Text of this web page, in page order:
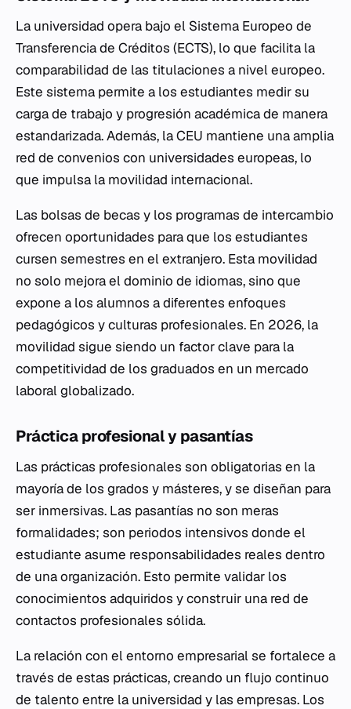
La universidad opera bajo el Sistema Europeo de
Transferencia de Créditos (ECTS), lo que facilita la
comparabilidad de las titulaciones a nivel europeo.
Este sistema permite a los estudiantes medir su
carga de trabajo y progresión académica de manera
estandarizada. Además, la CEU mantiene una amplia
red de convenios con universidades europeas, lo
que impulsa la movilidad internacional.
Las bolsas de becas y los programas de intercambio
ofrecen oportunidades para que los estudiantes
cursen semestres en el extranjero. Esta movilidad
no solo mejora el dominio de idiomas, sino que
expone a los alumnos a diferentes enfoques
pedagógicos y culturas profesionales. En 2026, la
movilidad sigue siendo un factor clave para la
competitividad de los graduados en un mercado
laboral globalizado.
Práctica profesional y pasantías
Las prácticas profesionales son obligatorias en la
mayoría de los grados y másteres, y se diseñan para
ser inmersivas. Las pasantías no son meras
formalidades; son periodos intensivos donde el
estudiante asume responsabilidades reales dentro
de una organización. Esto permite validar los
conocimientos adquiridos y construir una red de
contactos profesionales sólida.
La relación con el entorno empresarial se fortalece a
través de estas prácticas, creando un flujo continuo
de talento entre la universidad y las empresas. Los